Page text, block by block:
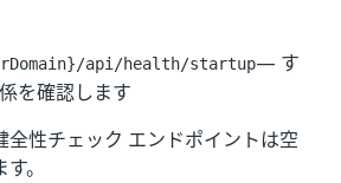
/api/health/startup— す
を確認します
全性チェック エンドポイントは空
。